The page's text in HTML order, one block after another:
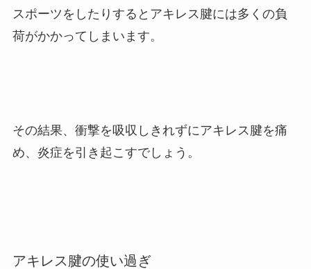
スポーツをしたりするとアキレス腱には多くの負
荷がかかってしまいます。
その結果、衝撃を吸収しきれずにアキレス腱を痛
め、炎症を引き起こすでしょう。
アキレス腱の使い過ぎ